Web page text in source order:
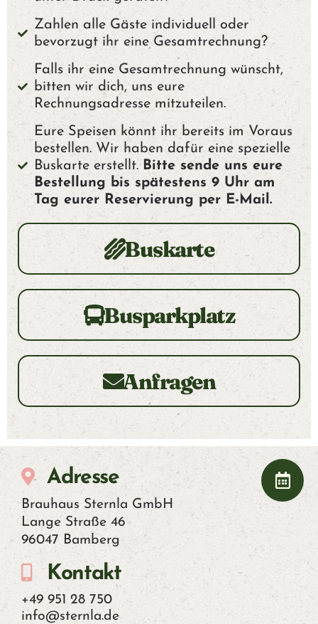
W
E
L
T
Ü
B
E
R
U
N
S
M
E
R
C
H
Zahlen alle Gäste individuell oder
bevorzugt ihr eine Gesamtrechnung?
Falls ihr eine Gesamtrechnung wünscht,
bitten wir dich, uns eure
Rechnungsadresse mitzuteilen.
Eure Speisen könnt ihr bereits im Voraus
bestellen. Wir haben dafür eine spezielle
Buskarte erstellt. Bitte sende uns eure
Bestellung bis spätestens 9 Uhr am
Tag eurer Reservierung per E-Mail.
Buskarte
Busparkplatz
Anfragen
Adresse
Brauhaus Sternla GmbH
Lange Straße 46
96047 Bamberg
Kontakt
+49 951 28 750
info@sternla.de